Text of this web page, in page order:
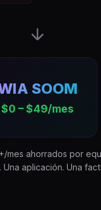
SOOM
$0 – $49/mes
mes ahorrados por
Una aplicación. Una